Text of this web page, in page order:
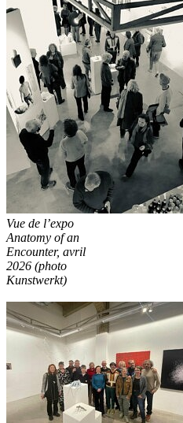
Vue de l’expo
Anatomy of an
Encounter, avril
2026 (photo
Kunstwerkt)